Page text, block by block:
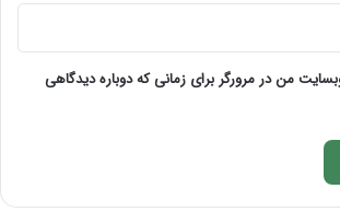
من در مرورگر برای زمانی که دوباره دیدگاهی